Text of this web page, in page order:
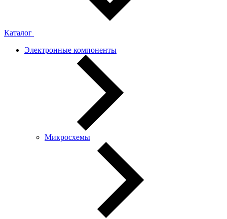
Каталог
Электронные компоненты
Микросхемы